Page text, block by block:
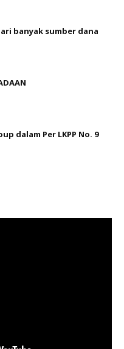
banyak sumber dana
dalam Per LKPP No. 9